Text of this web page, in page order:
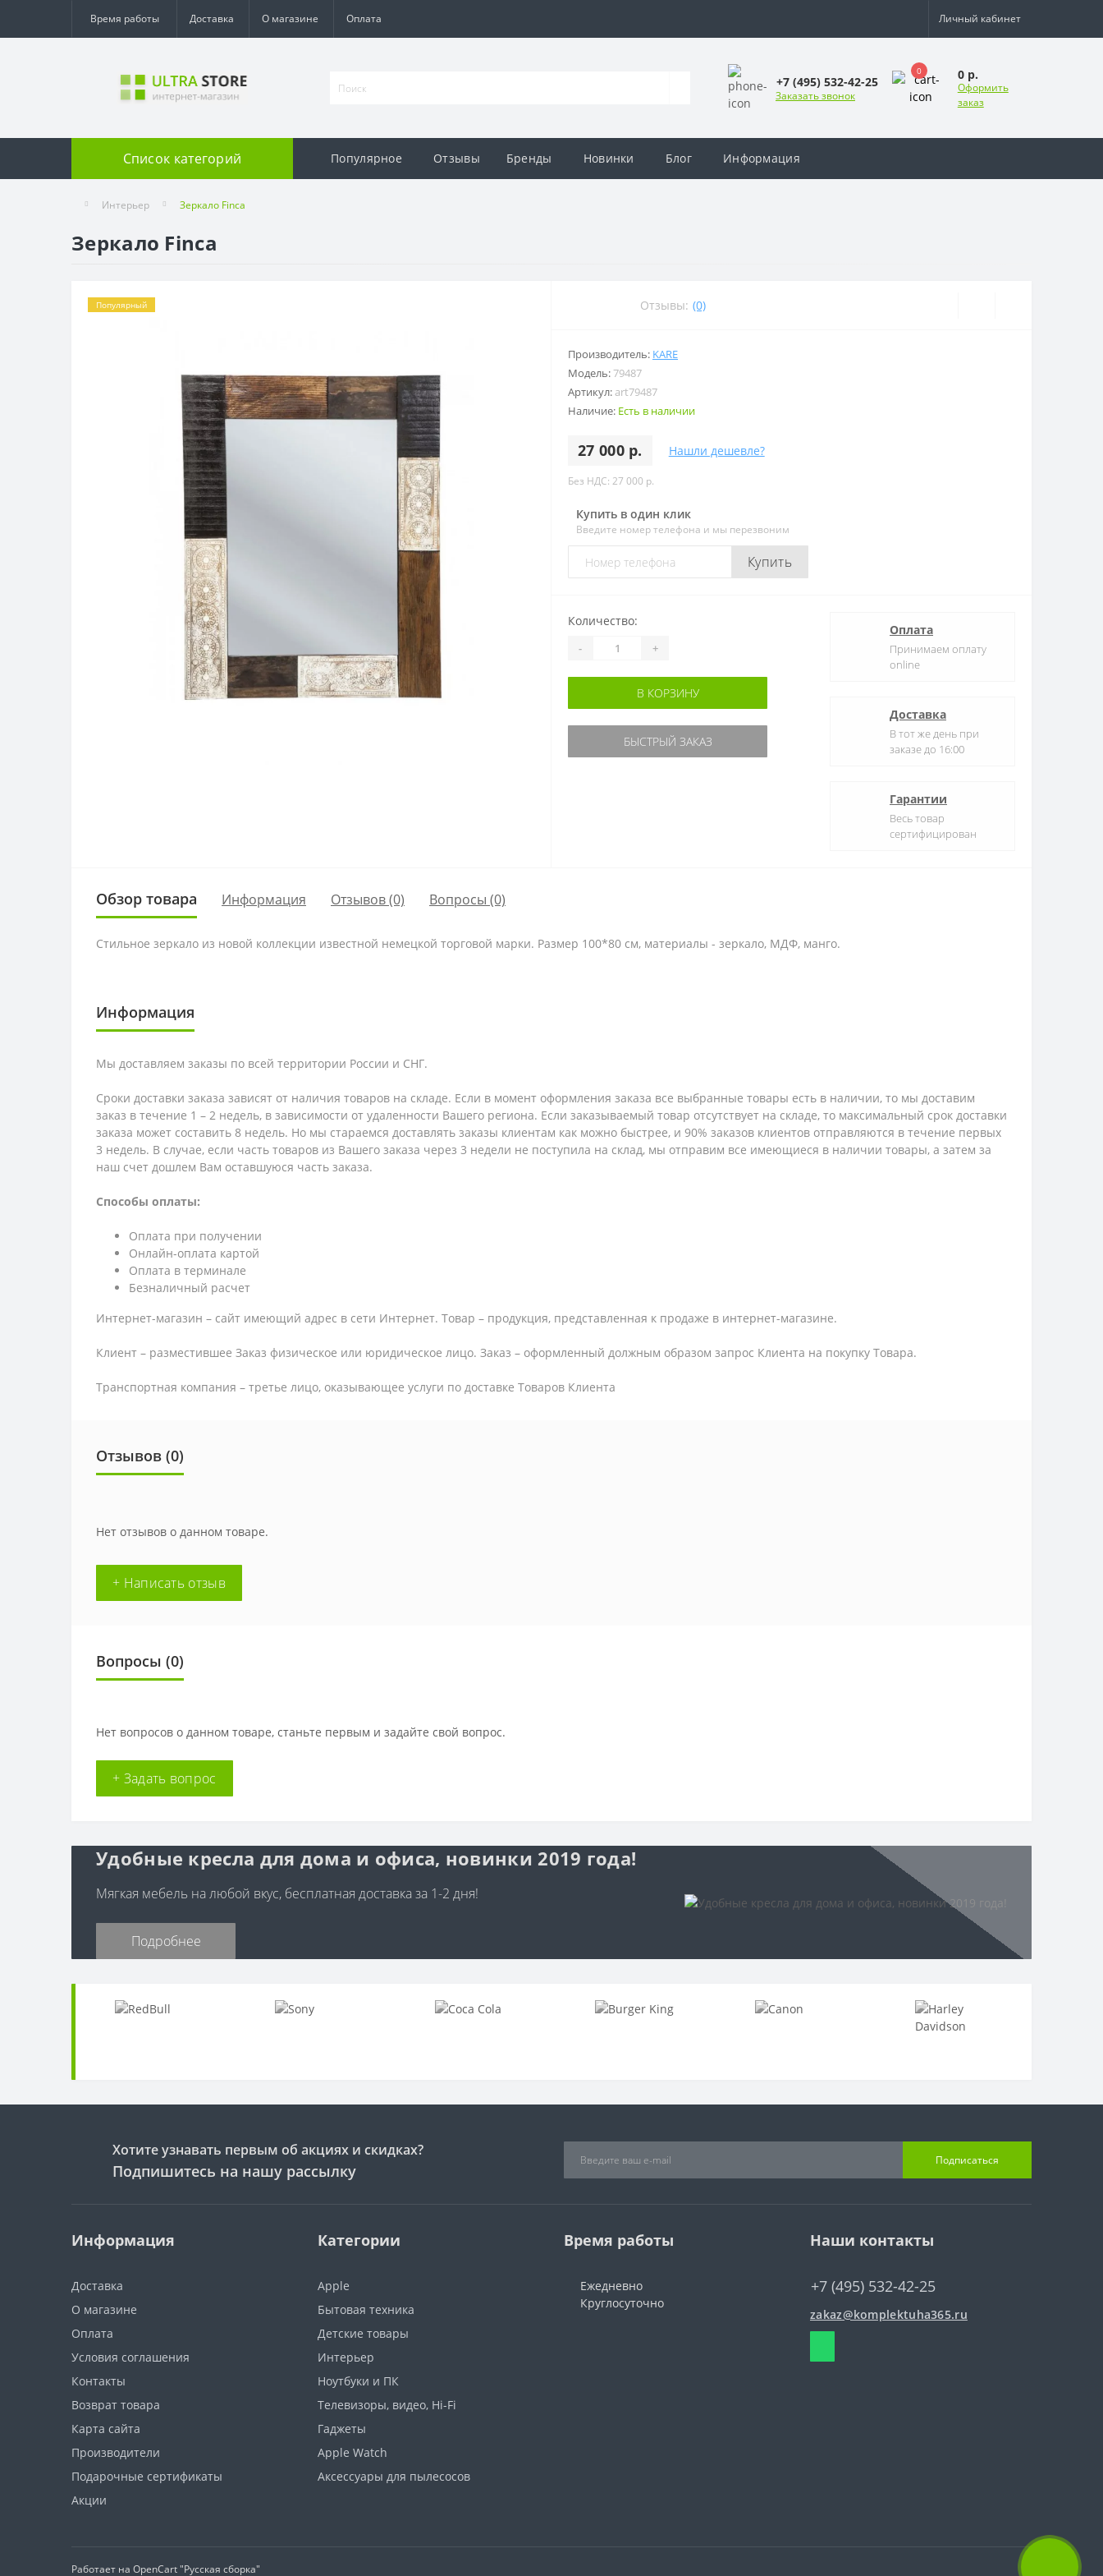
Время работы Доставка О магазине Оплата Личный кабинет
+7 (495) 532-42-25
Заказать звонок
0 0 р.
Оформить
заказ
Список категорий Популярное Отзывы Бренды Новинки Блог Информация
Интерьер Зеркало Finca
Зеркало Finca
Популярный Отзывы: (0)
Производитель: KARE
Модель:79487
Артикул: art79487
Наличие: Есть в наличии
27 000 р. Нашли дешевле?
Без НДС: 27 000 р.
Купить в один клик
Введите номер телефона и мы перезвоним
Купить
Количество:
- +
В КОРЗИНУ
БЫСТРЫЙ ЗАКАЗ
Оплата
Принимаем оплату
online
Доставка
В тот же день при
заказе до 16:00
Гарантии
Весь товар
сертифицирован
Обзор товара Информация Отзывов (0) Вопросы (0)
Стильное зеркало из новой коллекции известной немецкой торговой марки. Размер 100*80 см, материалы - зеркало, МДФ, манго.
Информация
Мы доставляем заказы по всей территории России и СНГ.
Сроки доставки заказа зависят от наличия товаров на складе. Если в момент оформления заказа все выбранные товары есть в наличии, то мы доставим
заказ в течение 1 – 2 недель, в зависимости от удаленности Вашего региона. Если заказываемый товар отсутствует на складе, то максимальный срок доставки
заказа может составить 8 недель. Но мы стараемся доставлять заказы клиентам как можно быстрее, и 90% заказов клиентов отправляются в течение первых
3 недель. В случае, если часть товаров из Вашего заказа через 3 недели не поступила на склад, мы отправим все имеющиеся в наличии товары, а затем за
наш счет дошлем Вам оставшуюся часть заказа.
Способы оплаты:
Оплата при получении
Онлайн-оплата картой
Оплата в терминале
Безналичный расчет
Интернет-магазин – сайт имеющий адрес в сети Интернет. Товар – продукция, представленная к продаже в интернет-магазине.
Клиент – разместившее Заказ физическое или юридическое лицо. Заказ – оформленный должным образом запрос Клиента на покупку Товара.
Транспортная компания – третье лицо, оказывающее услуги по доставке Товаров Клиента
Отзывов (0)
Нет отзывов о данном товаре.
+ Написать отзыв
Вопросы (0)
Нет вопросов о данном товаре, станьте первым и задайте свой вопрос.
+ Задать вопрос
Удобные кресла для дома и офиса, новинки 2019 года!
Мягкая мебель на любой вкус, бесплатная доставка за 1-2 дня!
Подробнее
Хотите узнавать первым об акциях и скидках?
Подпишитесь на нашу рассылку
Подписаться
Информация
Доставка
О магазине
Оплата
Условия соглашения
Контакты
Возврат товара
Карта сайта
Производители
Подарочные сертификаты
Акции
Категории
Apple
Бытовая техника
Детские товары
Интерьер
Ноутбуки и ПК
Телевизоры, видео, Hi-Fi
Гаджеты
Apple Watch
Аксессуары для пылесосов
Время работы
Ежедневно
Круглосуточно
Наши контакты
+7 (495) 532-42-25
zakaz@komplektuha365.ru
Работает на OpenCart "Русская сборка"